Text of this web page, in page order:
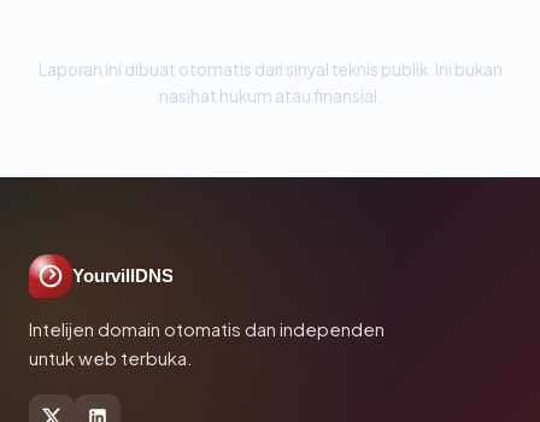
Laporan ini dibuat otomatis dari sinyal teknis publik. Ini bukan
nasihat hukum atau finansial.
YourvillDNS
Intelijen domain otomatis dan independen
untuk web terbuka.